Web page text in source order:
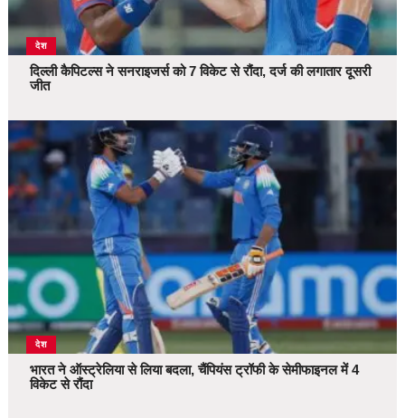
देश
दिल्ली कैपिटल्स ने सनराइजर्स को 7 विकेट से रौंदा, दर्ज की लगातार दूसरी
जीत
देश
भारत ने ऑस्ट्रेलिया से लिया बदला, चैंपियंस ट्रॉफी के सेमीफाइनल में 4
विकेट से रौंदा